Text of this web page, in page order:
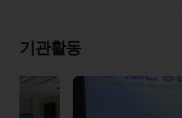
기관활동